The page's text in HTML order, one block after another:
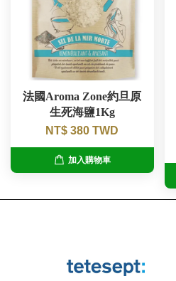
法國Aroma Zone約旦原
生死海鹽1Kg
NT$ 380 TWD
加入購物車